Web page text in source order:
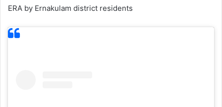
ERA by Ernakulam district residents